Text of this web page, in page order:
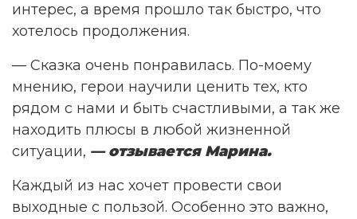
интерес, а время прошло так быстро, что
хотелось продолжения.
— Сказка очень понравилась. По-моему
мнению, герои научили ценить тех, кто
рядом с нами и быть счастливыми, а так же
находить плюсы в любой жизненной
ситуации, — отзывается Марина.
Каждый из нас хочет провести свои
выходные с пользой. Особенно это важно,